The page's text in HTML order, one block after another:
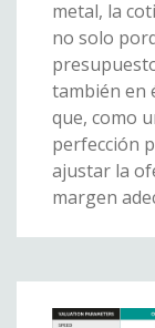
metal, la
no solo
también en
que, como
perfección
ajustar la
margen